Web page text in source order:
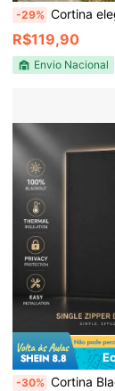
-29% Cortina elegante para
R$119,90
Envio Nacional
-30% Cortina Blackout Portátil, Adequada para Quarto e